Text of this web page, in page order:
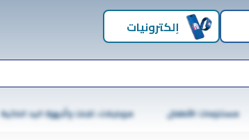
إلكترونيات
مستلزمات الأطفال موبايلات، تابلت وأجهزة اليد الذكية